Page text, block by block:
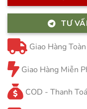
TƯ
Giao Hàng
Giao Hàng Miễn
COD - Thanh